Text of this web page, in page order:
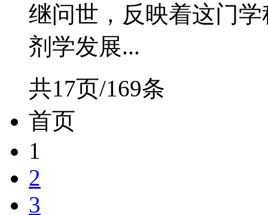
继问世，反映着这门
剂学发展...
共17页/169条
首页
1
2
3